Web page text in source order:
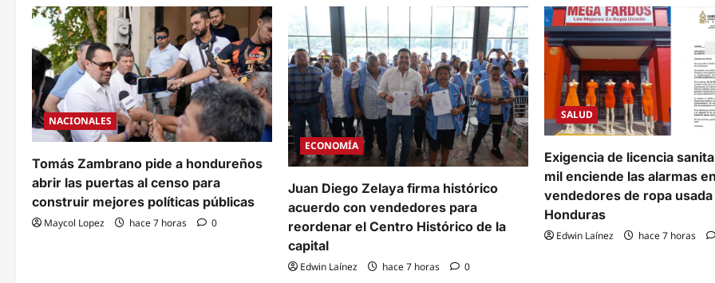
c
i
ó
n
d
e
e
n
NACIONALES
Tomás Zambrano pide a hondureños
abrir las puertas al censo para
construir mejores políticas públicas
Maycol Lopez hace 7 horas 0
ECONOMÍA
Juan Diego Zelaya firma histórico
acuerdo con vendedores para
reordenar el Centro Histórico de la
capital
Edwin Laínez hace 7 horas 0
SALUD
Exigencia de licencia
mil enciende las alarmas
vendedores de ropa usada
Honduras
Edwin Laínez hace 7 horas